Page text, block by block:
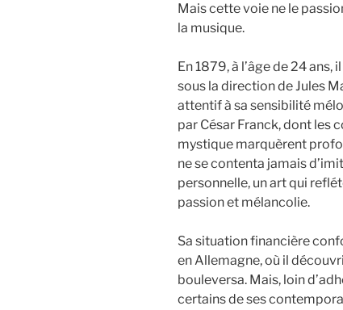
Mais cette voie ne le
la musique.
En 1879, à l’âge de 24
sous la direction de Jules
attentif à sa sensibilité
par César Franck, dont les
mystique marquèrent
ne se contenta jamais
personnelle, un art qui
passion et mélancolie.
Sa situation financière
en Allemagne, où il
bouleversa. Mais, loin
certains de ses